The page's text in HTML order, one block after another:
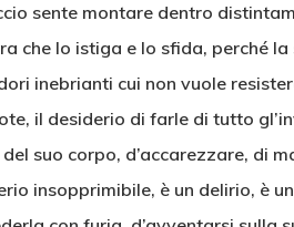
sente montare dentro
che lo istiga e lo sfida, perché
inebrianti cui non vuole
il desiderio di farle di tutto
suo corpo, d’accarezzare, di
insopprimibile, è un delirio, è